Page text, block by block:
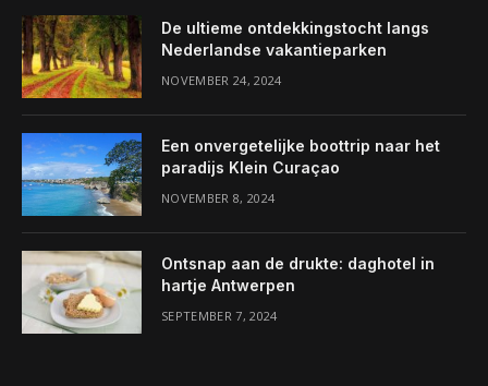
De ultieme ontdekkingstocht langs
Nederlandse vakantieparken
NOVEMBER 24, 2024
Een onvergetelijke boottrip naar het
paradijs Klein Curaçao
NOVEMBER 8, 2024
Ontsnap aan de drukte: daghotel in
hartje Antwerpen
SEPTEMBER 7, 2024